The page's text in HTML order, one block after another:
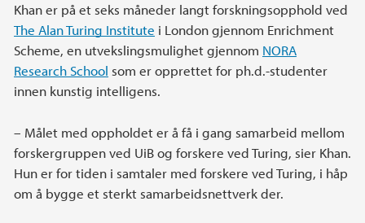
Khan er på et seks måneder langt forskningsopphold ved
The Alan Turing Institute i London gjennom Enrichment
Scheme, en utvekslingsmulighet gjennom NORA
Research School som er opprettet for ph.d.-studenter
innen kunstig intelligens.
– Målet med oppholdet er å få i gang samarbeid mellom
forskergruppen ved UiB og forskere ved Turing, sier Khan.
Hun er for tiden i samtaler med forskere ved Turing, i håp
om å bygge et sterkt samarbeidsnettverk der.